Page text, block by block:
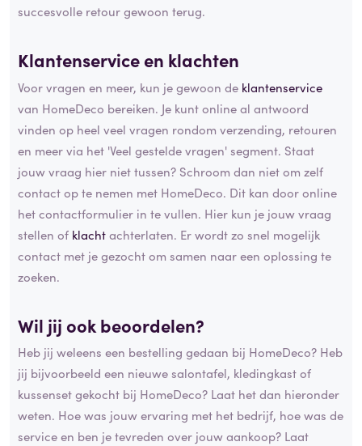
succesvolle retour gewoon terug.
Klantenservice en klachten
Voor vragen en meer, kun je gewoon de klantenservice
van HomeDeco bereiken. Je kunt online al antwoord
vinden op heel veel vragen rondom verzending, retouren
en meer via het 'Veel gestelde vragen' segment. Staat
jouw vraag hier niet tussen? Schroom dan niet om zelf
contact op te nemen met HomeDeco. Dit kan door online
het contactformulier in te vullen. Hier kun je jouw vraag
stellen of klachtachterlaten. Er wordt zo snel mogelijk
contact met je gezocht om samen naar een oplossing te
zoeken.
Wil jij ook beoordelen?
Heb jij weleens een bestelling gedaan bij HomeDeco? Heb
jij bijvoorbeeld een nieuwe salontafel, kledingkast of
kussenset gekocht bij HomeDeco? Laat het dan hieronder
weten. Hoe was jouw ervaring met het bedrijf, hoe was de
service en ben je tevreden over jouw aankoop? Laat